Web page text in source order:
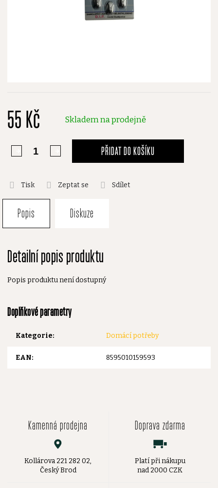
55 Kč Skladem na prodejně
PŘIDAT DO KOŠÍKU
Tisk Zeptat se Sdílet
Popis Diskuze
Detailní popis produktu
Popis produktu není dostupný
Doplňkové parametry
Kategorie: Domácí potřeby
EAN: 8595010159593
Kamenná prodejna
Kollárova 221 282 02,
Český Brod
Doprava zdarma
Platí při nákupu
nad 2000 CZK